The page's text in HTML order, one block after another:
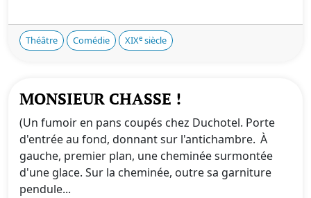
Théâtre Comédie XIXe siècle
MONSIEUR CHASSE !
(Un fumoir en pans coupés chez Duchotel. Porte
d'entrée au fond, donnant sur l'antichambre. À
gauche, premier plan, une cheminée surmontée
d'une glace. Sur la cheminée, outre sa garniture
pendule...